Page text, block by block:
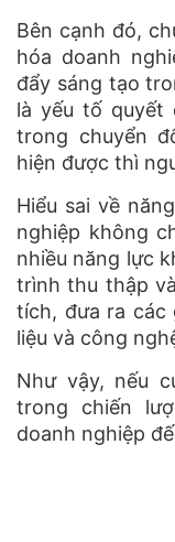
Bên cạnh đó,
hóa doanh
đẩy sáng tạo
là yếu tố quyết
trong chuyển
hiện được thì
Hiểu sai về
nghiệp không
nhiều năng lực
trình thu thập
tích, đưa ra các
liệu và công
Như vậy, nếu
trong chiến
doanh nghiệp